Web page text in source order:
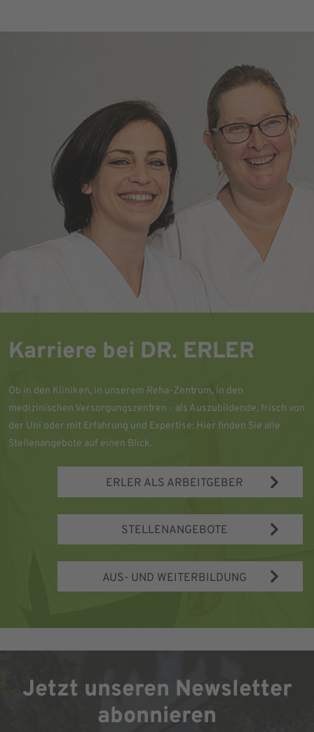
Karriere bei DR. ERLER
Ob in den Kliniken, in unserem Reha-Zentrum, in den
medizinischen Versorgungszentren - als Auszubildende, frisch von
der Uni oder mit Erfahrung und Expertise: Hier finden Sie alle
Stellenangebote auf einen Blick.
ERLER ALS ARBEITGEBER
STELLENANGEBOTE
AUS- UND WEITERBILDUNG
Jetzt unseren Newsletter
abonnieren